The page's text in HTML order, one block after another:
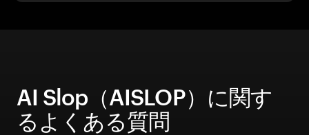
AI Slop（AISLOP）に関す
るよくある質問